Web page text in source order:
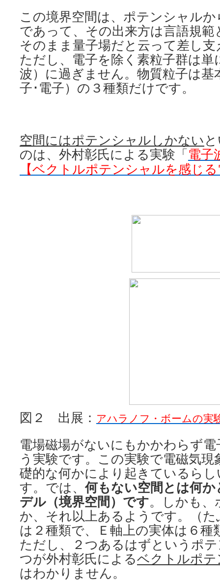
この境界空間は、ポテンシャル
であって、その出来方は言語規
そのまま量子場だと云って差し
ただし、電子を除く素粒子群は単
波）に過ぎません。物質粒子は基
子･電子）の３種類だけです。
空間にはポテンシャルしかない
のは、外村彰氏による実験「 電子
【ベクトルポテンシャルを感じ
図２ 出展： アハラノフ・ボームの実
電場磁場がないにもかかわらず
う実験です。この実験で電磁気現
礎的な何かにより起きているら
す。では、何もない空間とは何
デル（境界空間）です。しかも、
か、それ以上あるようです。（
は２種類で、Ｅ軸上の実体は６種
ただし、２つあるはずというポ
つが外村彰氏によるベクトルポ
はわかりません。